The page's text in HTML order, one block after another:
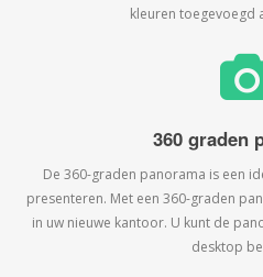
kleuren toegevoegd
360 graden
De 360-graden panorama is een
presenteren. Met een 360-graden
in uw nieuwe kantoor. U kunt de
desktop